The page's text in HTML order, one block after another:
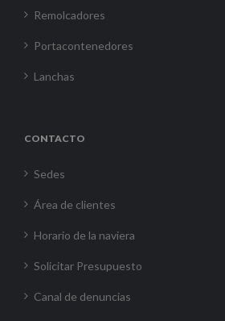
Remolcadores
Portacontenedores
Lanchas
CONTACTO
Sedes
Área de clientes
Horario de la naviera
Solicitar Presupuesto
Canal de denuncias